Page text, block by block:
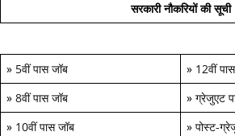
सरकारी नौकरियों की सूची
» 5वीं पास जॉब » 12वीं
» 8वीं पास जॉब » ग्रेजुएट
» 10वीं पास जॉब » पोस्ट-